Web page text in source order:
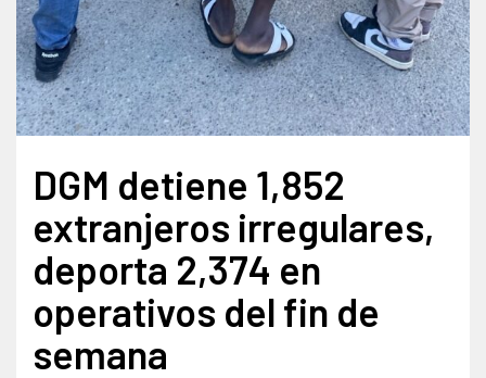
DGM detiene 1,852
extranjeros irregulares,
deporta 2,374 en
operativos del fin de
semana